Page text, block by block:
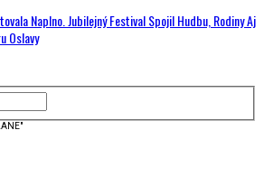
Naplno. Jubilejný Festival Spojil Hudbu, Rodiny Aj
Oslavy